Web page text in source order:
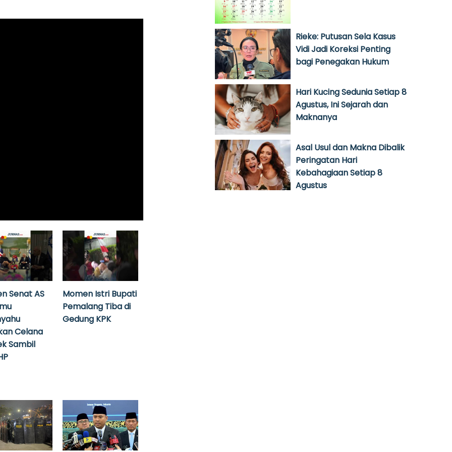
Senat AS
Celana
Sambil
Momen Istri Bupati
Pemalang Tiba di
Gedung KPK
Rieke: Putusan Sela Kasus
Vidi Jadi Koreksi Penting
bagi Penegakan Hukum
Hari Kucing Sedunia Setiap 8
Agustus, Ini Sejarah dan
Maknanya
Asal Usul dan Makna Dibalik
Peringatan Hari
Kebahagiaan Setiap 8
Agustus